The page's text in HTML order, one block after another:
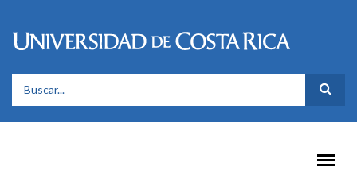
FORMULARIO DE BÚSQUEDA